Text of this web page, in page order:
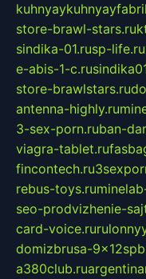
store-brawl-stars.ru
sindika-01.rusp-life.ru
e-abis-1-c.ru
store-brawlstars.ru
antenna-highly.ru
3-sex-porn.ruban-
viagra-tablet.ru
fincontech.ru
rebus-toys.ru
seo-prodvizhenie-
card-voice.ru
domizbrusa-
a380club.ru